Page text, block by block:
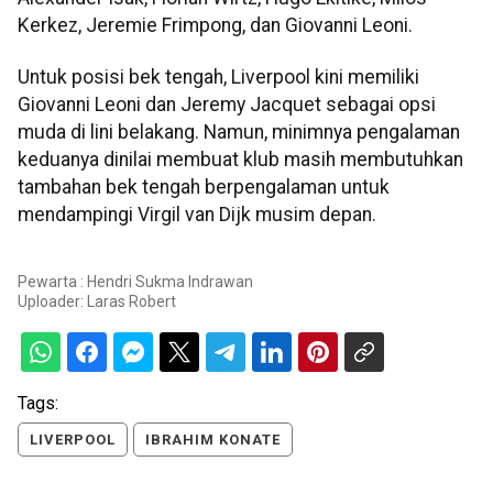
Kerkez, Jeremie Frimpong, dan Giovanni Leoni.
Untuk posisi bek tengah, Liverpool kini memiliki
Giovanni Leoni dan Jeremy Jacquet sebagai opsi
muda di lini belakang. Namun, minimnya pengalaman
keduanya dinilai membuat klub masih membutuhkan
tambahan bek tengah berpengalaman untuk
mendampingi Virgil van Dijk musim depan.
Pewarta : Hendri Sukma Indrawan
Uploader:
Laras Robert
Tags:
LIVERPOOL IBRAHIM KONATE